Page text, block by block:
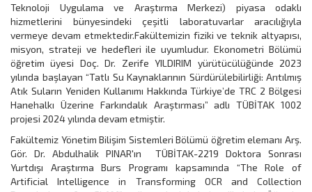
Teknoloji Uygulama ve Araştırma Merkezi) piyasa odaklı
hizmetlerini bünyesindeki çeşitli laboratuvarlar aracılığıyla
vermeye devam etmektedir.Fakültemizin fiziki ve teknik altyapısı,
misyon, strateji ve hedefleri ile uyumludur. Ekonometri Bölümü
öğretim üyesi Doç. Dr. Zerife YILDIRIM yürütücülüğünde 2023
yılında başlayan “Tatlı Su Kaynaklarının Sürdürülebilirliği: Arıtılmış
Atık Suların Yeniden Kullanımı Hakkında Türkiye’de TRC 2 Bölgesi
Hanehalkı Üzerine Farkındalık Araştırması” adlı TÜBİTAK 1002
projesi 2024 yılında devam etmiştir.
Fakültemiz Yönetim Bilişim Sistemleri Bölümü öğretim elemanı Arş.
Gör. Dr. Abdulhalik PINAR'ın TÜBİTAK-2219 Doktora Sonrası
Yurtdışı Araştırma Burs Programı kapsamında “The Role of
Artificial Intelligence in Transforming OCR and Collection